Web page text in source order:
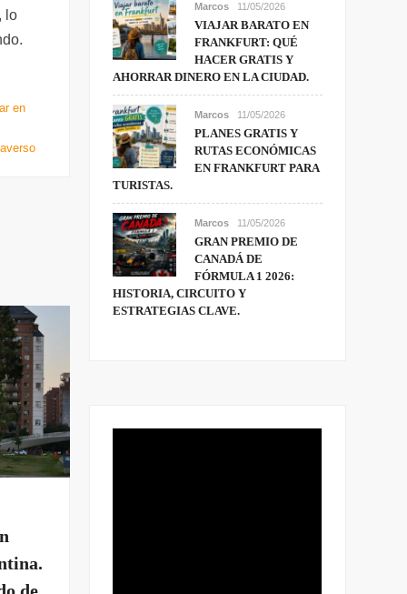
lo
en
de
Marcos 11/05/2026
VIAJAR BARATO EN
FRANKFURT: QUÉ
HACER GRATIS Y
AHORRAR DINERO EN LA CIUDAD.
Marcos 11/05/2026
PLANES GRATIS Y
RUTAS ECONÓMICAS
EN FRANKFURT PARA
TURISTAS.
Marcos 11/05/2026
GRAN PREMIO DE
CANADÁ DE
FÓRMULA 1 2026:
HISTORIA, CIRCUITO Y
ESTRATEGIAS CLAVE.